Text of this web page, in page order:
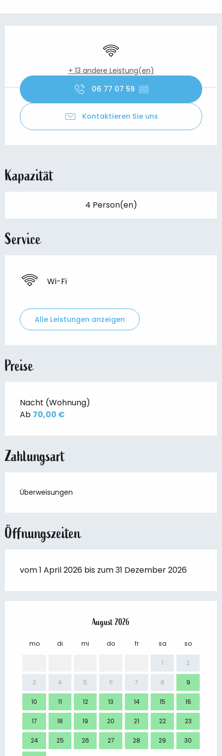
Wi-Fi
+ 13 andere Leistung(en)
06 77 07 59 ▒▒
Kontaktieren Sie uns
Kapazität
4 Person(en)
Service
Wi-Fi
Alle Leistungen anzeigen
Preise
Nacht (Wohnung)
Ab 70,00 €
Zahlungsart
Überweisungen
Öffnungszeiten
vom 1 April 2026 bis zum 31 Dezember 2026
August 2026
mo di mi do fr sa so
1 2
3 4 5 6 7 8 9
10 11 12 13 14 15 16
17 18 19 20 21 22 23
24 25 26 27 28 29 30